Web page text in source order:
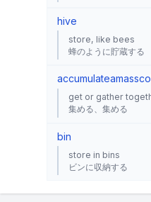
hive
store, like bees
蜂のように貯蔵する
accumulateamass
get or gather
集める、集める
bin
store in bins
ビンに収納する